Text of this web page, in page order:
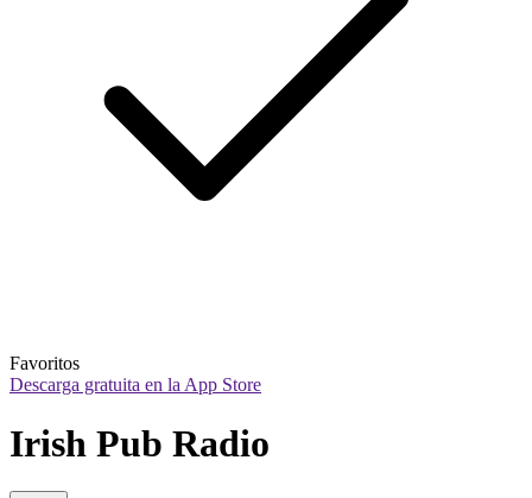
Favoritos
Descarga gratuita en la App Store
Irish Pub Radio